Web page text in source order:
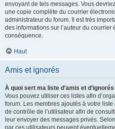
envoyant de tels messages. Vous
une copie complète du courrier
administrateur du forum. Il est très
des informations sur l’auteur du
conséquence.
Haut
Amis et ignorés
À quoi sert ma liste d’amis et d’ignorés
Vous pouvez utiliser ces listes afin
forum. Les membres ajoutés à votre
de contrôle de l’utilisateur afin de
leur envoyer des messages privés.
par ces utilisateurs peuvent